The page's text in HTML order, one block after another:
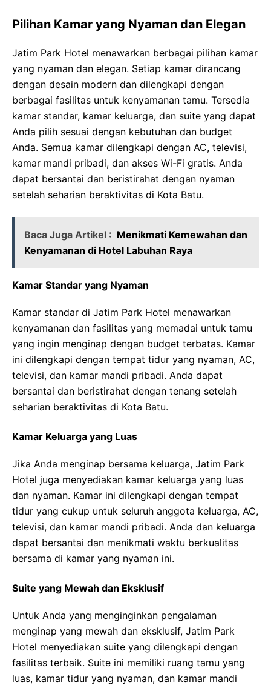
Pilihan Kamar yang Nyaman dan Elegan
Jatim Park Hotel menawarkan berbagai pilihan kamar
yang nyaman dan elegan. Setiap kamar dirancang
dengan desain modern dan dilengkapi dengan
berbagai fasilitas untuk kenyamanan tamu. Tersedia
kamar standar, kamar keluarga, dan suite yang dapat
Anda pilih sesuai dengan kebutuhan dan budget
Anda. Semua kamar dilengkapi dengan AC, televisi,
kamar mandi pribadi, dan akses Wi-Fi gratis. Anda
dapat bersantai dan beristirahat dengan nyaman
setelah seharian beraktivitas di Kota Batu.
Baca Juga Artikel : Menikmati Kemewahan dan
Kenyamanan di Hotel Labuhan Raya
Kamar Standar yang Nyaman
Kamar standar di Jatim Park Hotel menawarkan
kenyamanan dan fasilitas yang memadai untuk tamu
yang ingin menginap dengan budget terbatas. Kamar
ini dilengkapi dengan tempat tidur yang nyaman, AC,
televisi, dan kamar mandi pribadi. Anda dapat
bersantai dan beristirahat dengan tenang setelah
seharian beraktivitas di Kota Batu.
Kamar Keluarga yang Luas
Jika Anda menginap bersama keluarga, Jatim Park
Hotel juga menyediakan kamar keluarga yang luas
dan nyaman. Kamar ini dilengkapi dengan tempat
tidur yang cukup untuk seluruh anggota keluarga, AC,
televisi, dan kamar mandi pribadi. Anda dan keluarga
dapat bersantai dan menikmati waktu berkualitas
bersama di kamar yang nyaman ini.
Suite yang Mewah dan Eksklusif
Untuk Anda yang menginginkan pengalaman
menginap yang mewah dan eksklusif, Jatim Park
Hotel menyediakan suite yang dilengkapi dengan
fasilitas terbaik. Suite ini memiliki ruang tamu yang
luas, kamar tidur yang nyaman, dan kamar mandi